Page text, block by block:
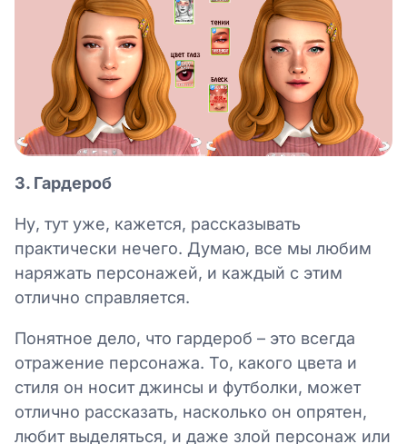
3. Гардероб
Ну, тут уже, кажется, рассказывать
практически нечего. Думаю, все мы любим
наряжать персонажей, и каждый с этим
отлично справляется.
Понятное дело, что гардероб – это всегда
отражение персонажа. То, какого цвета и
стиля он носит джинсы и футболки, может
отлично рассказать, насколько он опрятен,
любит выделяться, и даже злой персонаж или